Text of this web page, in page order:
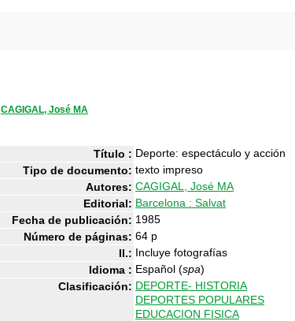
CAGIGAL, José MA
Título : Deporte: espectáculo y acción
Tipo de documento: texto impreso
Autores: CAGIGAL, José MA
Editorial: Barcelona : Salvat
Fecha de publicación: 1985
Número de páginas: 64 p
Il.: Incluye fotografías
Idioma : Español (spa)
Clasificación: DEPORTE- HISTORIA
DEPORTES POPULARES
EDUCACION FISICA